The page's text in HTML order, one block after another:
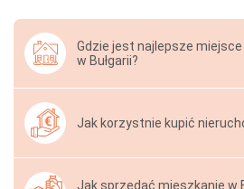
Gdzie jest najlepsze
w Bułgarii?
Jak korzystnie kupić
Jak sprzedać mieszkanie w